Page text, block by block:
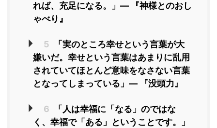
れば、充足になる。」― 『神様とのおし
ゃべり』
5
「実のところ幸せという言葉が大
嫌いだ。幸せという言葉はあまりに乱用
されていてほとんど意味をなさない言葉
となってしまっている」― 『没頭力』
6
「人は幸福に「なる」のではな
く、幸福で「ある」ということです。」